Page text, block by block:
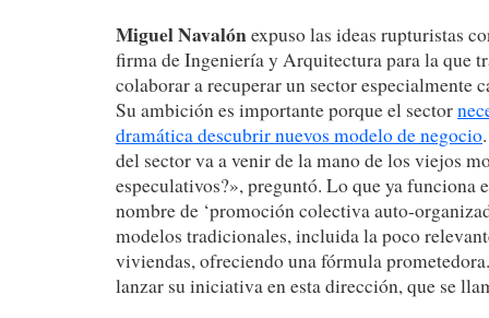
Miguel Navalónexpuso las ideas rupturistas
firma de Ingeniería y Arquitectura para la que
colaborar a recuperar un sector especialmente
Su ambición es importante porque el sector
dramática descubrir nuevos modelo de negocio
del sector va a venir de la mano de los viejos
especulativos?», preguntó. Lo que ya funciona
nombre de ‘promoción colectiva auto-
modelos tradicionales, incluida la poco
viviendas, ofreciendo una fórmula
lanzar su iniciativa en esta dirección, que se